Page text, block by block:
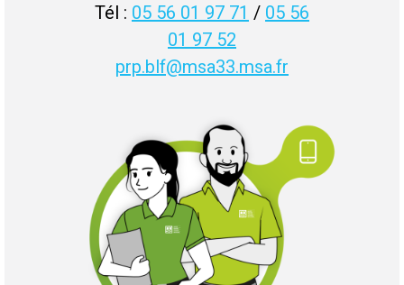
Tél : 05 56 01 97 71 / 05 56
01 97 52
prp.blf@msa33.msa.fr